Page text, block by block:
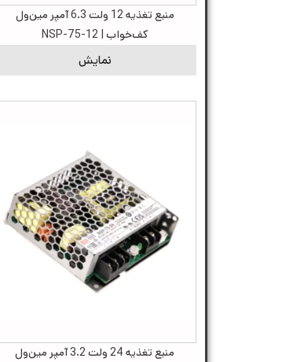
منبع تغذیه 12 ولت 6.3 آمپر مین‌ول
کف‌خواب | NSP-75-12
نمایش
منبع تغذیه 24 ولت 3.2 آمپر مین‌ول